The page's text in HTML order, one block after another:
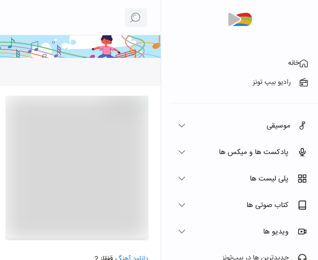
خانه
رادیو بیپ تونز
موسیقی
پادکست ها و میکس ها
پلی لیست ها
کتاب صوتی ها
ویدیو ها